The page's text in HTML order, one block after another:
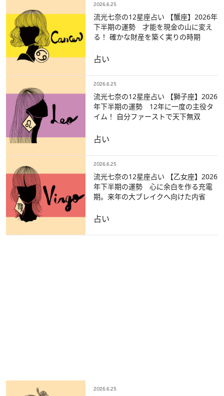
2026.6.25
流光七奈の12星座占い 【蟹座】2026年
下半期の運勢 才能を現金の山に変え
る！ 確かな財産を築く実りの時期
占い
2026.6.25
流光七奈の12星座占い 【獅子座】2026
年下半期の運勢 12年に一度の主役タ
イム！ 自分ファーストで天下無双
占い
2026.6.25
流光七奈の12星座占い 【乙女座】2026
年下半期の運勢 心に余白を作る充電
期。来年の大ブレイクへ向けた内省
占い
2026.6.25